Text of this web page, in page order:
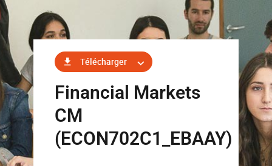
Télécharger
Financial Markets
CM
(ECON702C1_EBAAY)